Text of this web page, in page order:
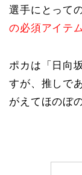
選手にとって
の必須アイテ
ポカは「日向
すが、推しで
がえてほのぼ